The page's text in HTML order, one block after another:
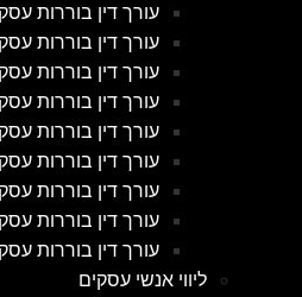
עורך דין בוררות
עורך דין בוררות
עורך דין בוררות
עורך דין בוררות
עורך דין בוררות
עורך דין בוררות
עורך דין בוררות
עורך דין בוררות
עורך דין בוררות
ליווי אנשי עסקים